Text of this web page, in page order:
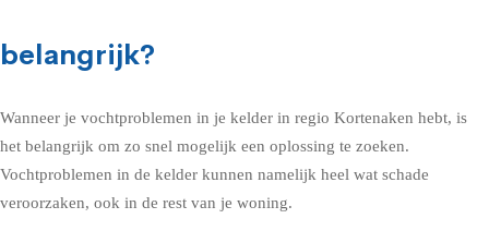
belangrijk?
Wanneer je vochtproblemen in je kelder in regio Kortenaken hebt, is
het belangrijk om zo snel mogelijk een oplossing te zoeken.
Vochtproblemen in de kelder kunnen namelijk heel wat schade
veroorzaken, ook in de rest van je woning.